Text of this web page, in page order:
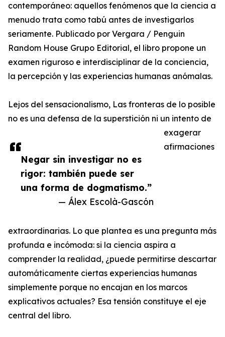
Negar sin investigar no es
rigor: también puede ser
una forma de dogmatismo.”
— Álex Escolà-Gascón
contemporáneo: aquellos fenómenos que la ciencia a
menudo trata como tabú antes de investigarlos
seriamente. Publicado por Vergara / Penguin
Random House Grupo Editorial, el libro propone un
examen riguroso e interdisciplinar de la conciencia,
la percepción y las experiencias humanas anómalas.
Lejos del sensacionalismo, Las fronteras de lo posible
no es una defensa de la superstición ni un intento de
exagerar
afirmaciones
extraordinarias. Lo que plantea es una pregunta más
profunda e incómoda: si la ciencia aspira a
comprender la realidad, ¿puede permitirse descartar
automáticamente ciertas experiencias humanas
simplemente porque no encajan en los marcos
explicativos actuales? Esa tensión constituye el eje
central del libro.